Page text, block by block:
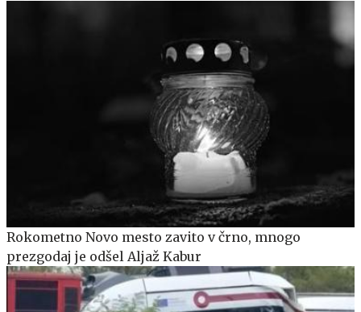
Rokometno Novo mesto zavito v črno, mnogo
prezgodaj je odšel Aljaž Kabur